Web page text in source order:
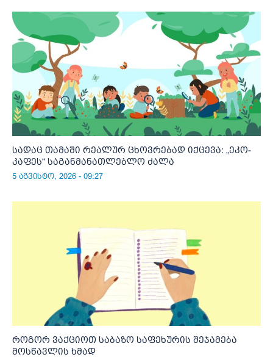
სადაც თამაში რეალურ ცხოვრებად იქცევა: „ეკო-
კაფეს“ საგანმანათლებლო ძალა
5 აგვისტო, 2026 - 09:27
როგორ ვაქციოთ საბაზო საფეხურის შეჯამება
მოსწავლის ხმად